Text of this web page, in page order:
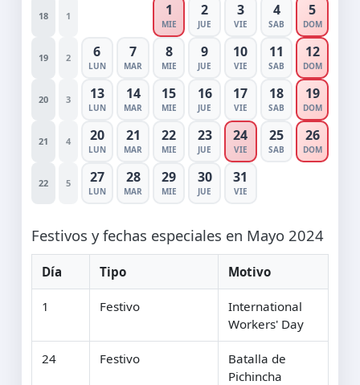
18 1 1
MIE
2
JUE
3
VIE
4
SAB
5
DOM
19 2 6
LUN
7
MAR
8
MIE
9
JUE
10
VIE
11
SAB
12
DOM
20 3 13
LUN
14
MAR
15
MIE
16
JUE
17
VIE
18
SAB
19
DOM
21 4 20
LUN
21
MAR
22
MIE
23
JUE
24
VIE
25
SAB
26
DOM
22 5 27
LUN
28
MAR
29
MIE
30
JUE
31
VIE
Festivos y fechas especiales en Mayo 2024
Día Tipo Motivo
1 Festivo
International
Workers' Day
24 Festivo
Batalla de
Pichincha